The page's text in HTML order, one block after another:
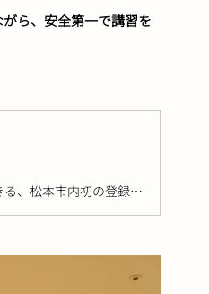
ら、安全第一で講習を
アルピコドローンアカデミーは、アルピコグループが運営するドローンの国家資格を取得できる、松本市内初の登録講習機関です。個人〜法人まで幅広くご利用いただけます。